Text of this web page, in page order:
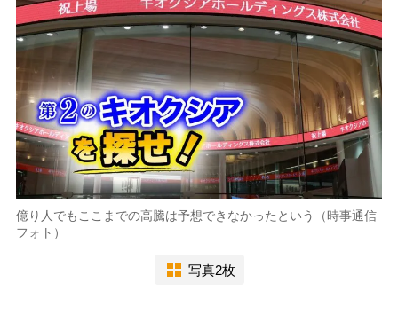
億り人でもここまでの高騰は予想できなかったという（時事通信
フォト）
写真2枚